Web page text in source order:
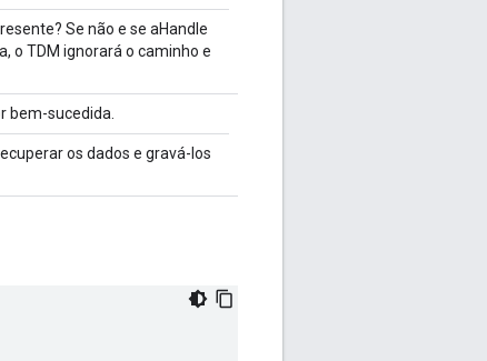
Se não e se aHandle
o TDM ignorará o caminho e
bem-sucedida.
os dados e gravá-los